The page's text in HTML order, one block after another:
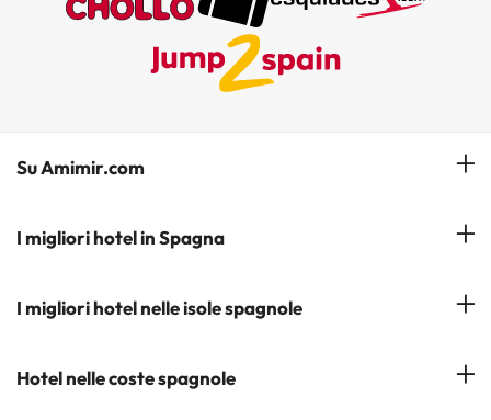
Su Amimir.com
Il Nostro Team
Iscrivetevi alla nostra newsletter
I migliori hotel in Spagna
Hotel a Salou
Hotel a Cádiz
I migliori hotel nelle isole spagnole
Hotel a Tenerife
Hotel nelle coste spagnole